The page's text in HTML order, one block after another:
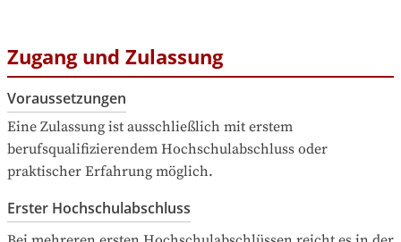
Zugang und Zulassung
Voraussetzungen
Eine Zulassung ist ausschließlich mit erstem
berufsqualifizierendem Hochschulabschluss oder
praktischer Erfahrung möglich.
Erster Hochschulabschluss